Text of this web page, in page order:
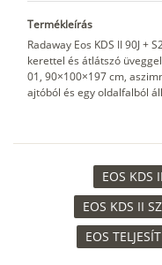
Termékleírás
Radaway Eos KDS II 90J +
kerettel és átlátszó
01, 90×100×197 cm,
ajtóból és egy oldalfalból áll
EOS KDS
EOS KDS II
EOS